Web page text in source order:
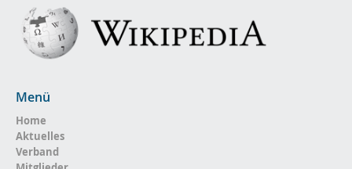
Menü
Home
Aktuelles
Verband